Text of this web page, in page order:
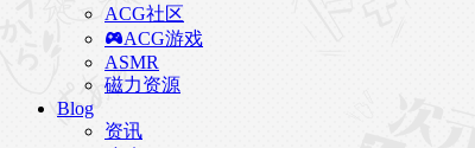
ACG社区
ACG游戏
ASMR
磁力资源
Blog
资讯